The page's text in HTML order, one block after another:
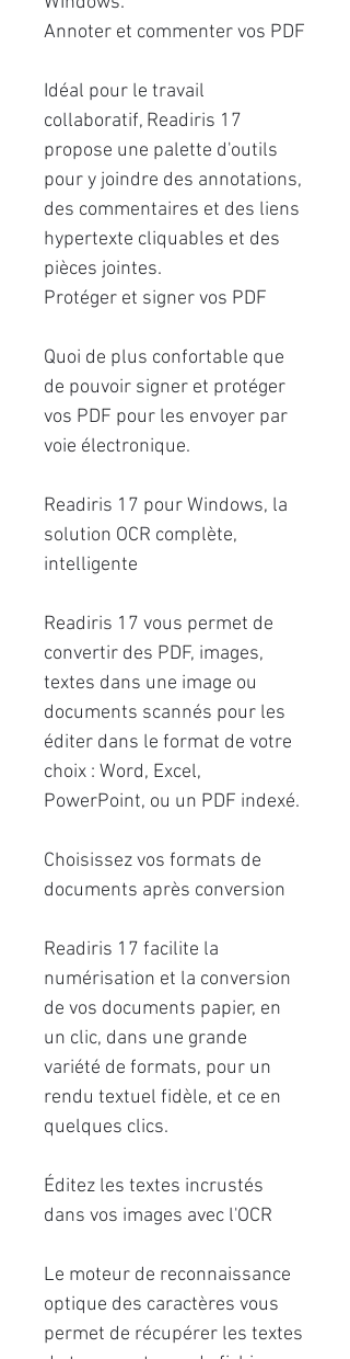
Annoter et commenter vos PDF
Idéal pour le travail
collaboratif, Readiris 17
propose une palette d'outils
pour y joindre des annotations,
des commentaires et des liens
hypertexte cliquables et des
pièces jointes.
Protéger et signer vos PDF
Quoi de plus confortable que
de pouvoir signer et protéger
vos PDF pour les envoyer par
voie électronique.
Readiris 17 pour Windows, la
solution OCR complète,
intelligente
Readiris 17 vous permet de
convertir des PDF, images,
textes dans une image ou
documents scannés pour les
éditer dans le format de votre
choix : Word, Excel,
PowerPoint, ou un PDF indexé.
Choisissez vos formats de
documents après conversion
Readiris 17 facilite la
numérisation et la conversion
de vos documents papier, en
un clic, dans une grande
variété de formats, pour un
rendu textuel fidèle, et ce en
quelques clics.
Éditez les textes incrustés
dans vos images avec l'OCR
Le moteur de reconnaissance
optique des caractères vous
permet de récupérer les textes